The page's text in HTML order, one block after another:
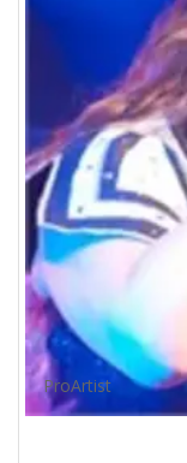
ProArtist